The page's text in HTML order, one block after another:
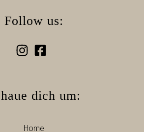
dich um:
Home
Follow us: